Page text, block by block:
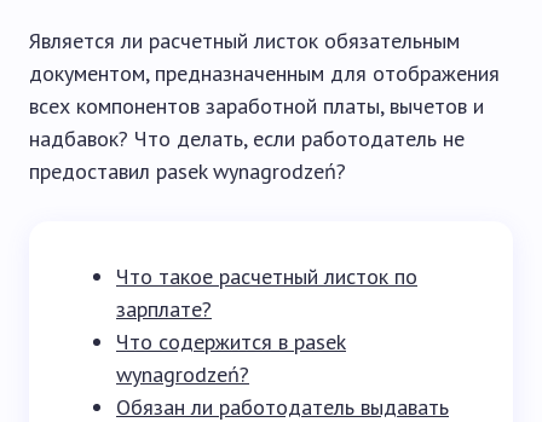
Является ли расчетный листок обязательным
документом, предназначенным для отображения
всех компонентов заработной платы, вычетов и
надбавок? Что делать, если работодатель не
предоставил pasek wynagrodzeń?
Что такое расчетный листок по
зарплате?
Что содержится в pasek
wynagrodzeń?
Обязан ли работодатель выдавать